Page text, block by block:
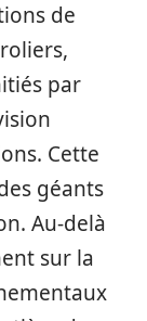
de
par
Cette
géants
Au-delà
sur la